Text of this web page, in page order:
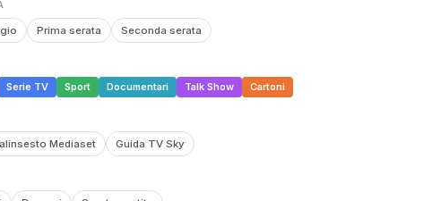
Prima serata Seconda serata
Serie TV Sport Documentari Talk Show Cartoni
Mediaset Guida TV Sky